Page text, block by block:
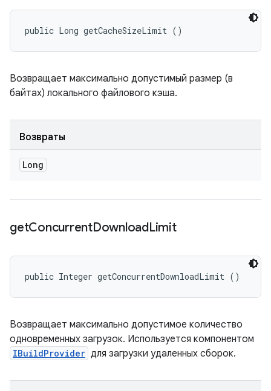
public Long getCacheSizeLimit ()
Возвращает максимально допустимый размер (в
байтах) локального файлового кэша.
Возвраты
Long
getConcurrentDownloadLimit
public Integer getConcurrentDownloadLimit ()
Возвращает максимально допустимое количество
одновременных загрузок. Используется компонентом
IBuildProvider для загрузки удаленных сборок.